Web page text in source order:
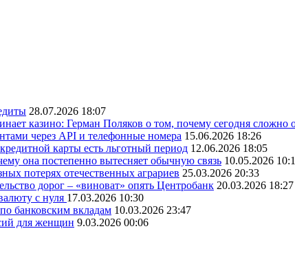
28.07.2026 18:07
казино: Герман Поляков о том, почему сегодня сложно
через API и телефонные номера 15.06.2026 18:26
карты есть льготный период 12.06.2026 18:05
она постепенно вытесняет обычную связь 10.05.2026
потерях отечественных аграриев 25.03.2026 20:33
дорог – «виноват» опять Центробанк 20.03.2026 18:27
с нуля 17.03.2026 10:30
банковским вкладам 10.03.2026 23:47
для женщин 9.03.2026 00:06